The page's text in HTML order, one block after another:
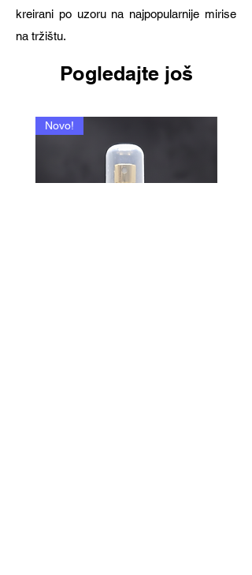
kreirani po uzoru na najpopularnije mirise
na tržištu.
Pogledajte još
Novo!